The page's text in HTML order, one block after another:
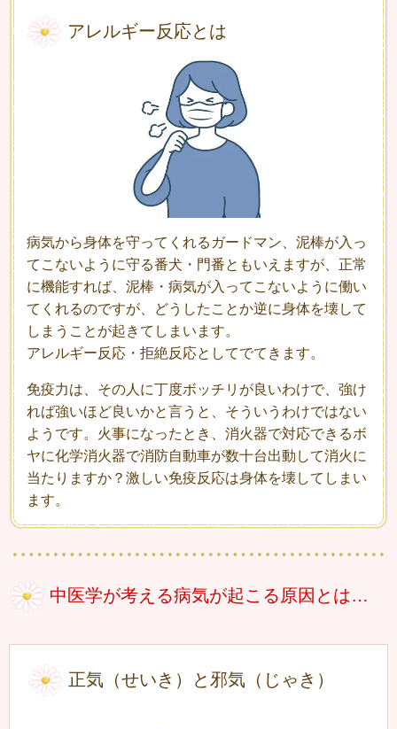
アレルギー反応とは
病気から身体を守ってくれるガードマン、泥棒が入っ
てこないように守る番犬・門番ともいえますが、正常
に機能すれば、泥棒・病気が入ってこないように働い
てくれるのですが、どうしたことか逆に身体を壊して
しまうことが起きてしまいます。
アレルギー反応・拒絶反応としてでてきます。
免疫力は、その人に丁度ボッチリが良いわけで、強け
れば強いほど良いかと言うと、そう いうわけではない
ようです。火事になったとき、消火器で対応できるボ
ヤに化学消火器で消防自動車が数十台出動して消火に
当たりますか？激しい免疫反応は身体を壊してしまい
ます。
中医学が考える病気が起こる原因とは…
正気（せいき）と邪気（じゃき）